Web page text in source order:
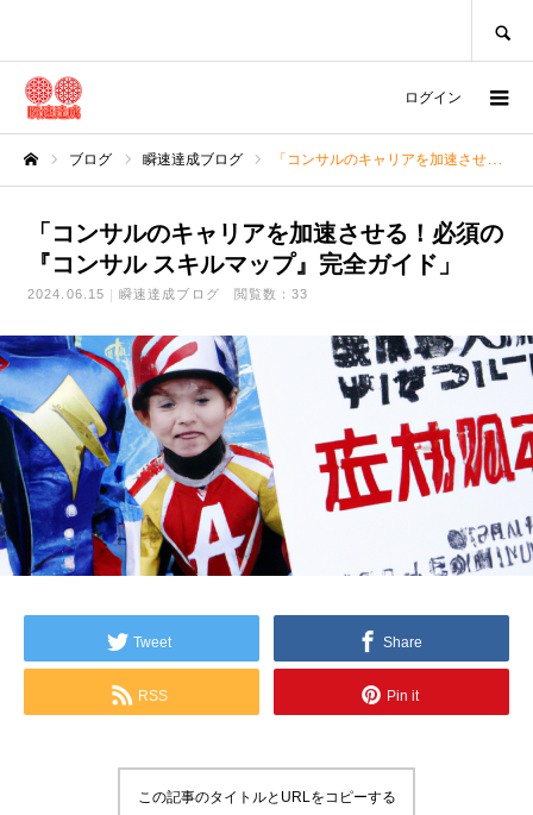
ログイン
ブログ 瞬速達成ブログ 「コンサルのキャリアを加速させる！必須の『コンサル スキルマップ』完全ガイド」
「コンサルのキャリアを加速させる！必須の
『コンサル スキルマップ』完全ガイド」
2024.06.15 瞬速達成ブログ 閲覧数：33
Tweet Share
RSS Pin it
この記事のタイトルとURLをコピーする